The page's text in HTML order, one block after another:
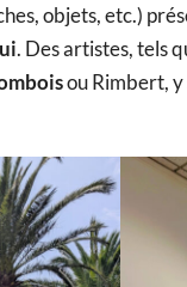
objets, etc.)
. Des artistes, tels
ou Rimbert,